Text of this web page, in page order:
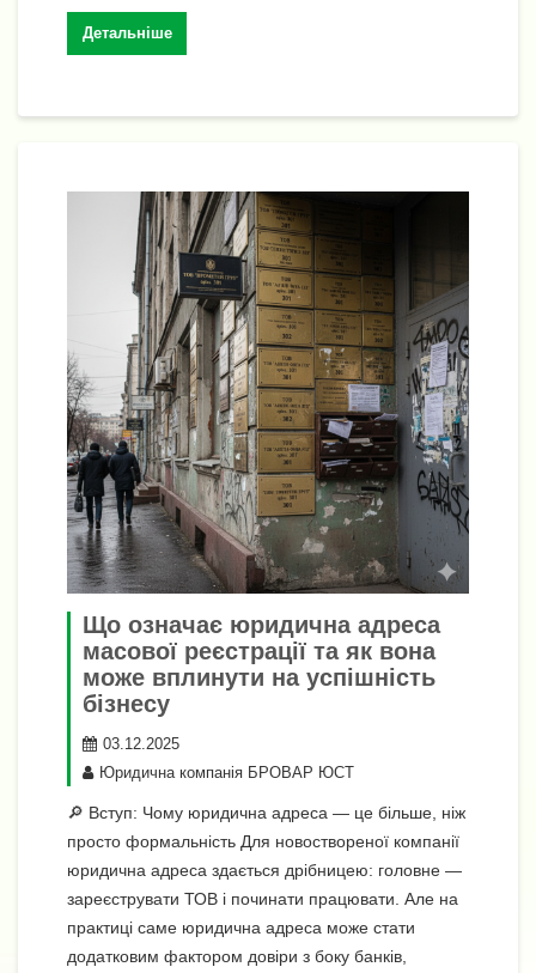
Детальніше
Що означає юридична адреса
масової реєстрації та як вона
може вплинути на успішність
бізнесу
03.12.2025
Юридична компанія БРОВАР ЮСТ
🔎 Вступ: Чому юридична адреса — це більше, ніж
просто формальність Для новоствореної компанії
юридична адреса здається дрібницею: головне —
зареєструвати ТОВ і починати працювати. Але на
практиці саме юридична адреса може стати
додатковим фактором довіри з боку банків,